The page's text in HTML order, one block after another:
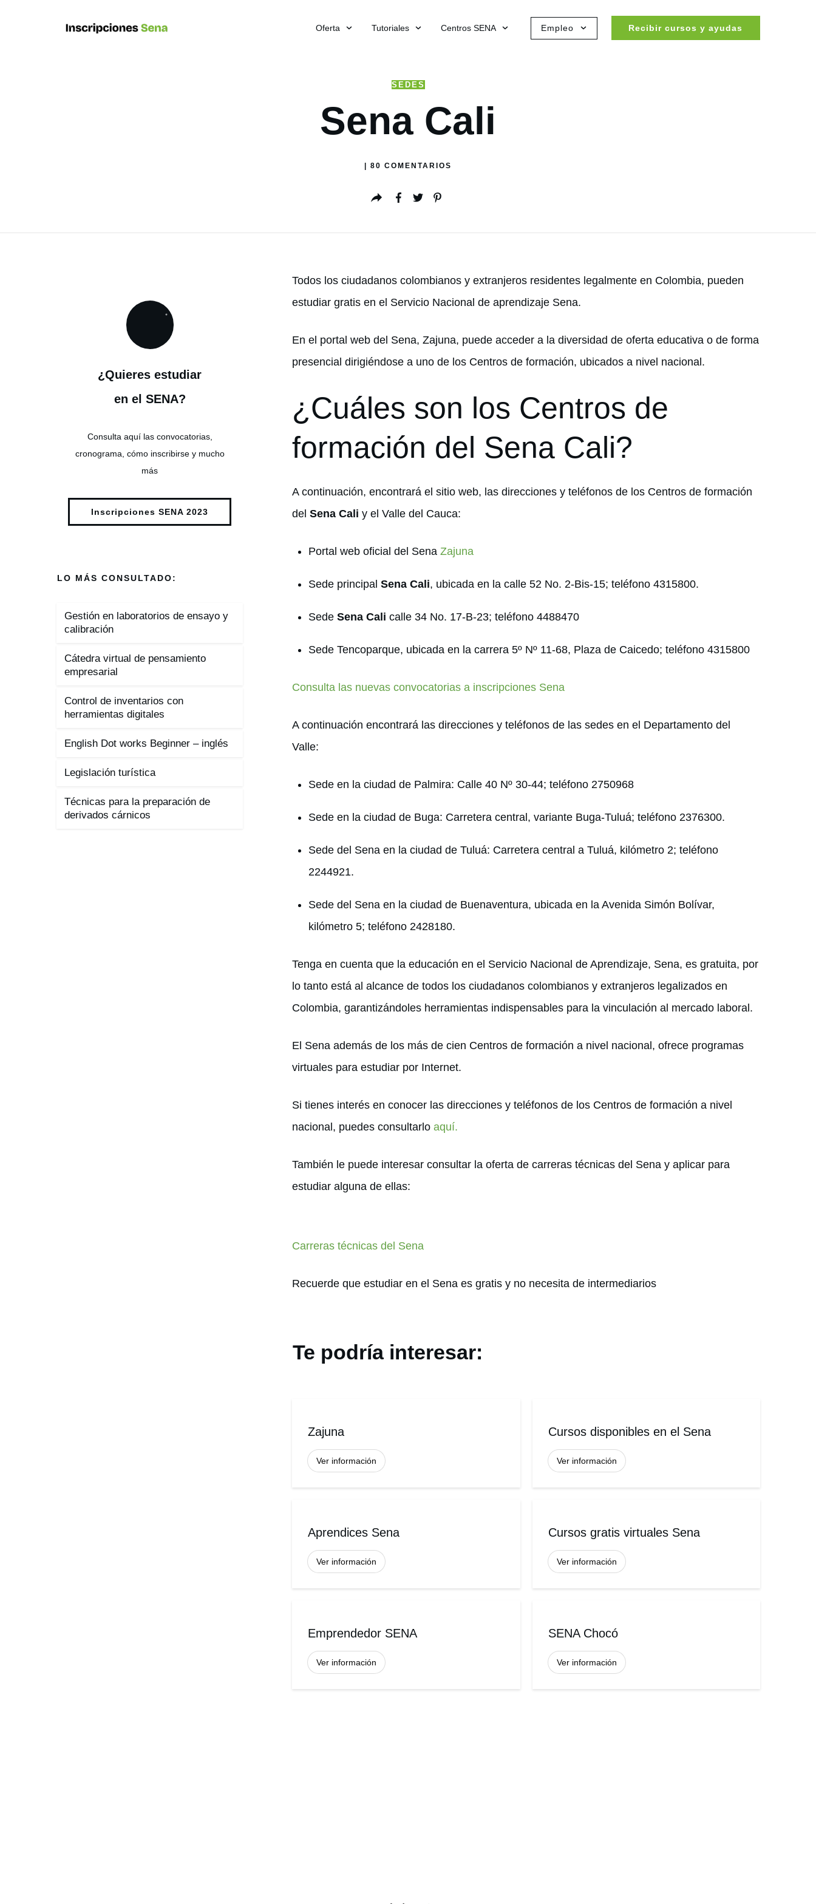
Oferta Tutoriales Centros SENA Empleo Recibir cursos y ayudas
SEDES
Sena Cali
80 COMENTARIOS
Todos los ciudadanos colombianos y extranjeros residentes legalmente en Colombia, pueden
estudiar gratis en el Servicio Nacional de aprendizaje Sena.
En el portal web del Sena, Zajuna, puede acceder a la diversidad de oferta educativa o de forma
presencial dirigiéndose a uno de los Centros de formación, ubicados a nivel nacional.
¿Cuáles son los Centros de
formación del Sena Cali?
A continuación, encontrará el sitio web, las direcciones y teléfonos de los Centros de formación
delSena Cali y el Valle del Cauca:
Portal web oficial del SenaZajuna
Sede principalSena Cali, ubicada en la calle 52 No. 2-Bis-15; teléfono 4315800.
SedeSena Cali calle 34 No. 17-B-23; teléfono 4488470
Sede Tencoparque, ubicada en la carrera 5º Nº 11-68, Plaza de Caicedo; teléfono 4315800
Consulta las nuevas convocatorias a inscripciones Sena
A continuación encontrará las direcciones y teléfonos de las sedes en el Departamento del
Valle:
Sede en la ciudad de Palmira: Calle 40 Nº 30-44; teléfono 2750968
Sede en la ciudad de Buga: Carretera central, variante Buga-Tuluá; teléfono 2376300.
Sede del Sena en la ciudad de Tuluá: Carretera central a Tuluá, kilómetro 2; teléfono
2244921.
Sede del Sena en la ciudad de Buenaventura, ubicada en la Avenida Simón Bolívar,
kilómetro 5; teléfono 2428180.
Tenga en cuenta que la educación en el Servicio Nacional de Aprendizaje, Sena, es gratuita, por
lo tanto está al alcance de todos los ciudadanos colombianos y extranjeros legalizados en
Colombia, garantizándoles herramientas indispensables para la vinculación al mercado laboral.
El Sena además de los más de cien Centros de formación a nivel nacional, ofrece programas
virtuales para estudiar por Internet.
Si tienes interés en conocer las direcciones y teléfonos de los Centros de formación a nivel
nacional, puedes consultarloaquí.
También le puede interesar consultar la oferta de carreras técnicas del Sena y aplicar para
estudiar alguna de ellas:
Carreras técnicas del Sena
Recuerde que estudiar en el Sena es gratis y no necesita de intermediarios
Te podría interesar:
Zajuna
Ver información
Cursos disponibles en el Sena
Ver información
Aprendices Sena
Ver información
Cursos gratis virtuales Sena
Ver información
Emprendedor SENA
Ver información
SENA Chocó
Ver información
¿Quieres estudiar
en el SENA?
Consulta aquí las convocatorias,
cronograma, cómo inscribirse y mucho
más
Inscripciones SENA 2023
LO MÁS CONSULTADO:
Gestión en laboratorios de ensayo y
calibración
Cátedra virtual de pensamiento
empresarial
Control de inventarios con
herramientas digitales
English Dot works Beginner – inglés
Legislación turística
Técnicas para la preparación de
derivados cárnicos